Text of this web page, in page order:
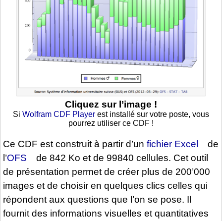
Cliquez sur l’image !
Si Wolfram CDF Player est installé sur votre poste, vous
pourrez utiliser ce CDF !
Ce CDF est construit à partir d’un fichier Excel
de
l’OFS
de 842 Ko et de 99840 cellules. Cet outil
de présentation permet de créer plus de 200’000
images et de choisir en quelques clics celles qui
répondent aux questions que l’on se pose. Il
fournit des informations visuelles et quantitatives